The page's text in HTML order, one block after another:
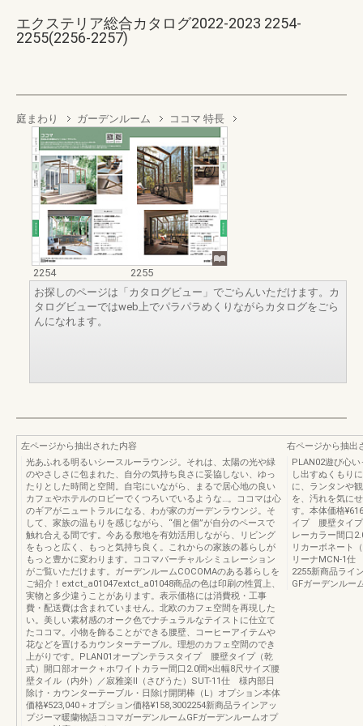
エクステリア総合カタログ2022-2023 2254-
2255(2256-2257)
庭まわり ガーデンルーム ココマ 特長
2254
2255
お探しのページは「カタログビュー」でごらんいただけます。カ
タログビューではweb上でパラパラめくりながらカタログをごら
んになれます。
左ページから抽出された内容
光あふれる明るいシースルーラウンジ。それは、太陽の光や緑
のやさしさに包まれた、自分の気持ち良さに妥協しない、ゆっ
たりとした時間と空間。自宅にいながら、まるで居心地の良い
カフェやホテルのロビーでくつろいでいるような…。ココマは心
のギアがニュートラルになる、わが家のガーデンラウンジ。そ
して、家族の温もりを感じながら、“個と個”が自分のペースで
触れ合える間です。今ある敷地を有効活用しながら、リビング
をもっと広く、もっと気持ち良く。これからの家族の暮らしが
もっと豊かに変わります。ココマバーチャルシミュレーション
がご覧いただけます。ガーデンルームCOCOMAのある暮らしを
ご紹介！extct_a01047extct_a01048商品の色は印刷の性質上、
実物と多少違うことがあります。表示価格には消費税・工事
費・配送費は含まれていません。北欧のカフェ空間を再現した
い。美しい素材感のオーク色でナチュラルなテイストに仕立て
たココマ。小物を飾ることができる腰壁、コーヒーアイテムや
花などを置けるカウンターテーブル。理想のカフェ空間のでき
上がりです。PLAN01オープンテラスタイプ 腰壁タイプ（乾
式）開口部オーク＋ホワイトカラー間口2.0間×出幅8尺サイズ腰
壁タイル（内外）／寂雅楽Ⅱ（さびうた）SUT-11仕 様内部日
除け・カウンターテーブル・日除け開閉棒（L）オプション本体
価格¥523,040＋オプション価格¥158,3002254新商品ラインアッ
プジーマ暖蘭物語ココマガーデンルームGFガーデンルームオプ
右ページから抽出
PLAN02遊び心
し出すぬくもり
に、ランタンや
を、汚れを気に
す。本体価格
イプ 腰壁タイプ
レーカラー間口
リカーボネート
リーナMCN-1仕
2255新商品ライ
GFガーデンルー